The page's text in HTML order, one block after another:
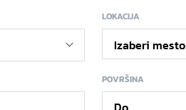
LOKACIJA
Izaberi mesto
POVRŠINA